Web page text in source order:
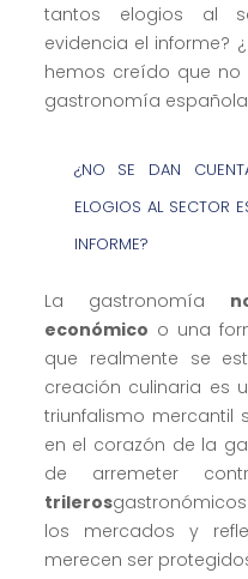
tantos elogios al
evidencia el informe?
hemos creído que
gastronomía
¿NO SE DAN
ELOGIOS AL SECTOR
INFORME?
La gastronomía
económico o una
que realmente se
creación culinaria es
triunfalismo mercantil
en el corazón de la
de arremeter
trileros
los mercados y
merecen ser